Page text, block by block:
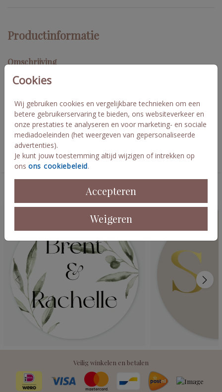
Cookies
Wij gebruiken cookies en vergelijkbare technieken om een
betere gebruikerservaring te bieden, ons websiteverkeer en
onze prestaties te analyseren en voor marketing- en sociale
mediadoeleinden (het weergeven van gepersonaliseerde
advertenties).
Je kunt jouw toestemming altijd wijzigen of intrekken op
ons ons cookiebeleid.
Accepteren
Weigeren
Productinformatie
Omschrijving
Op zoek naar een prachtige bijpassende sluitsticker voor het
geboortekaartje van Ary? Ontwerp nu je eigen unieke sluitsticker
heeft een doorsnede van 44 mm en er zitten 20 stuks op een vel.
Als je wilt, kun je tegen een meerprijs foliedruk toepassen. Ary
Collectie
sluitzegel op maat
Deze kaarten vind je misschien ook leuk
Veilig winkelen en betalen